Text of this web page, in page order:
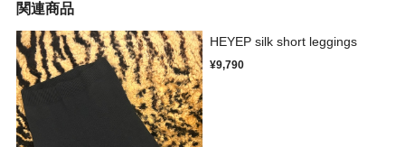
関連商品
HEYEP silk short leggings
¥9,790